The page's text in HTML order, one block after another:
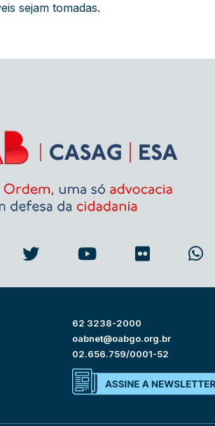
sejam tomadas.
62 3238-2000
oabnet@oabgo.org.br
02.656.759/0001-52